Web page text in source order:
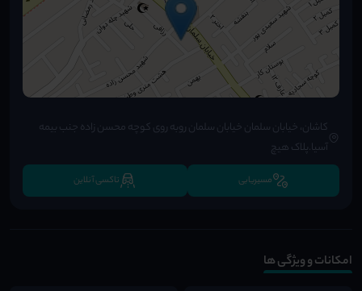
کاشان، خیابان سلمان خیابان سلمان روبه روی کوچه محسن زاده جنب بیمه
آسیا.پلاک هیچ
مسیریابی تاکسی آنلاین
امکانات و ویژگی ها